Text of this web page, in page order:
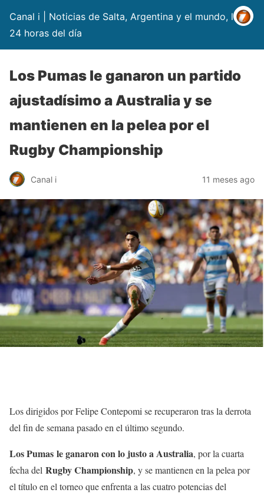
Canal i | Noticias de Salta, Argentina y el mundo, las
24 horas del día
Los Pumas le ganaron un partido
ajustadísimo a Australia y se
mantienen en la pelea por el
Rugby Championship
Canal i 11 meses ago
Los dirigidos por Felipe Contepomi se recuperaron tras la derrota
del fin de semana pasado en el último segundo.
Los Pumas le ganaron con lo justo a Australia, por la cuarta
fecha del Rugby Championship, y se mantienen en la pelea por
el título en el torneo que enfrenta a las cuatro potencias del